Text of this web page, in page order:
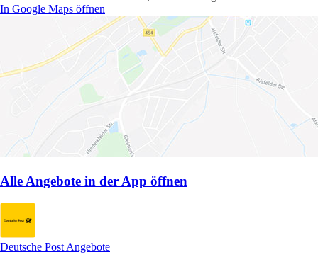
In Google Maps öffnen
Alle Angebote in der App öffnen
Deutsche Post Angebote